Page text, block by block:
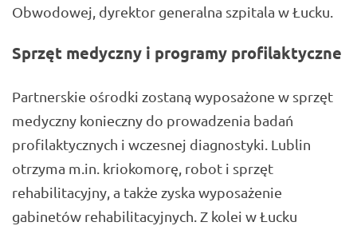
Obwodowej, dyrektor generalna szpitala w Łucku.
Sprzęt medyczny i programy profilaktyczne
Partnerskie ośrodki zostaną wyposażone w sprzęt
medyczny konieczny do prowadzenia badań
profilaktycznych i wczesnej diagnostyki. Lublin
otrzyma m.in. kriokomorę, robot i sprzęt
rehabilitacyjny, a także zyska wyposażenie
gabinetów rehabilitacyjnych. Z kolei w Łucku